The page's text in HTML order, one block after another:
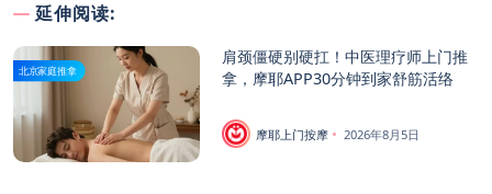
延伸阅读:
北京家庭推拿
肩颈僵硬别硬扛！中医理疗师上门推
拿，摩耶APP30分钟到家舒筋活络
摩耶上门按摩 2026年8月5日